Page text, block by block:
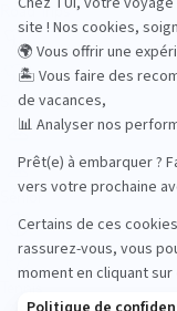
Road Trips
Safari
Sénior